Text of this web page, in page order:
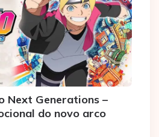
Next Generations –
do novo arco